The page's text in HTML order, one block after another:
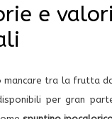
e valori
mancare tra la frutta
per gran